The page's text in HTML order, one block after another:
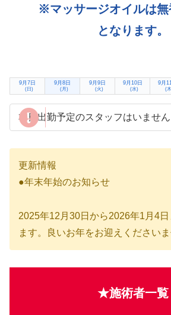
※マッサージオイルは無
となります。
9月7日
(日)
9月8日
(月)
9月9日
(火)
9月10日
(水)
9月
(
本日出勤予定のスタッフはいません
更新情報
●年末年始のお知らせ
2025年12月30日から2026年1月4日
ます。良いお年をお迎えください
★施術者一覧